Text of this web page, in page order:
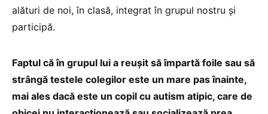
alături de noi, în clasă, integrat în grupul nostru și
participă.
Faptul că în grupul lui a reușit să împartă foile sau să
strângă testele colegilor este un mare pas înainte,
mai ales dacă este un copil cu autism atipic, care de